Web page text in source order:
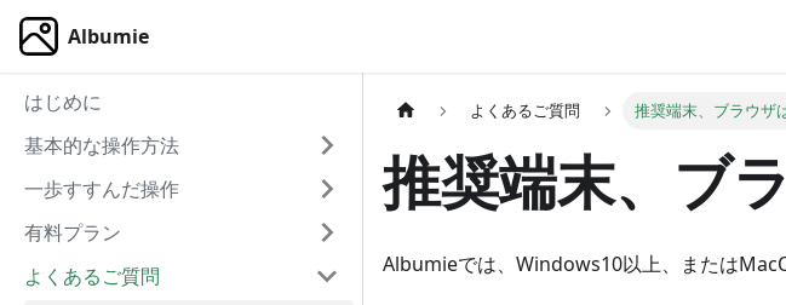
Albumie
はじめに
基本的な操作方法
一歩すすんだ操作
有料プラン
よくあるご質問
よくあるご質問 推奨端末、ブラウザ
推奨端末、ブ
Albumieでは、Windows10以上、または